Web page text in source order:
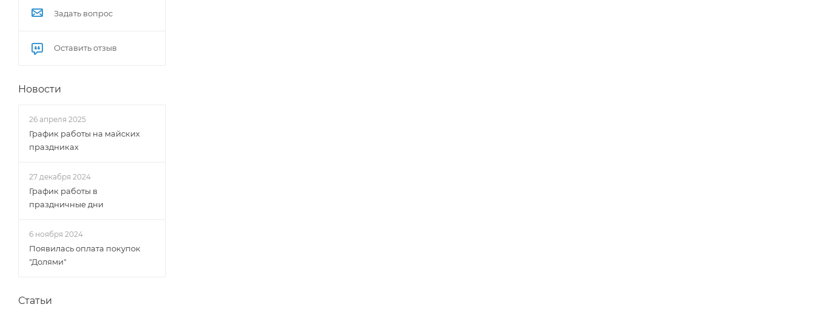
Задать вопрос
Оставить отзыв
Новости
26 апреля 2025
График работы на майских
праздниках
27 декабря 2024
График работы в
праздничные дни
6 ноября 2024
Появилась оплата покупок
"Долями"
Статьи